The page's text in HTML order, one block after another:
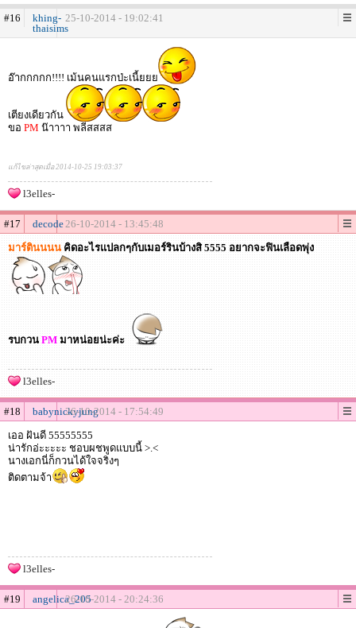
#16
khing-
thaisims
25-10-2014 - 19:02:41
อ๊ากกกกก!!!! เม้นคนแรกป่ะเนี้ยยย
เตียงเดียวกัน
ขอ PM น๊าาาา พลีสสสส
แก้ไขล่าสุดเมื่อ 2014-10-25 19:03:37
l3elles-
#17 decode26-10-2014 - 13:45:48
มาร์ตินนนน คิดอะไรแปลกๆกับเมอร์รินบ้างสิ 5555 อยากจะฟินเลือดพุ่ง
รบกวน PM มาหน่อยน่ะค่ะ
l3elles-
#18 babynickyjung26-10-2014 - 17:54:49
เออ ฝันดี 55555555
น่ารักอ่ะะะะะ ชอบผชพูดแบบนี้ >.<
นางเอกนี่ก็กวนได้ใจจริงๆ
ติดตามจ้า
l3elles-
#19 angelica_20526-10-2014 - 20:24:36